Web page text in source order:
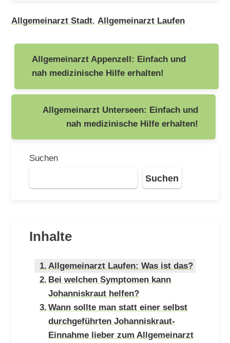
Allgemeinarzt Stadt, Allgemeinarzt Laufen
Beitragsnavigation
Allgemeinarzt Appenzell: Einfach und
nah medizinische Hilfe erhalten!
Allgemeinarzt Unterseen: Einfach und
nah medizinische Hilfe erhalten!
Suchen
Suchen
Inhalte
Allgemeinarzt Laufen: Was ist das?
Bei welchen Symptomen kann
Johanniskraut helfen?
Wann sollte man statt einer selbst
durchgeführten Johanniskraut-
Einnahme lieber zum Allgemeinarzt